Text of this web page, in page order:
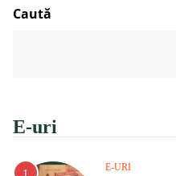
Caută
E-uri
E-URI